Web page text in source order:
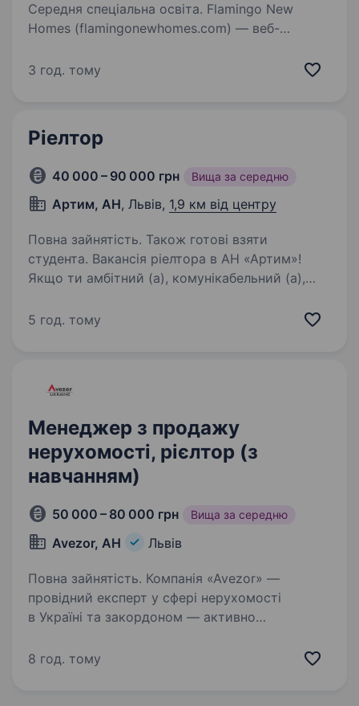
Середня спеціальна освіта. Flamingo New
Homes (flamingonewhomes.com) — веб-
та покупців лише первинної нерухомості.
3 год. тому
Ріелтор
40 000 – 90 000 грн Вища за середню
Артим, АН, Львів, 1,9 км від центру
Повна зайнятість. Також готові взяти
студента. Вакансія ріелтора в АН «Артим»!
Якщо ти амбітний (а), комунікабельний (а),
заробляти від 40 000 грн/міс + запрошуємо
5 год. тому
Менеджер з продажу
нерухомості, рієлтор (з
навчанням)
50 000 – 80 000 грн Вища за середню
Avezor, АН Львів
Повна зайнятість. Компанія «Avezor» —
провідний експерт у сфері нерухомості
в Україні та закордоном — активно
у свою команду. Кого ми шукаємо: Амбітних і
8 год. тому